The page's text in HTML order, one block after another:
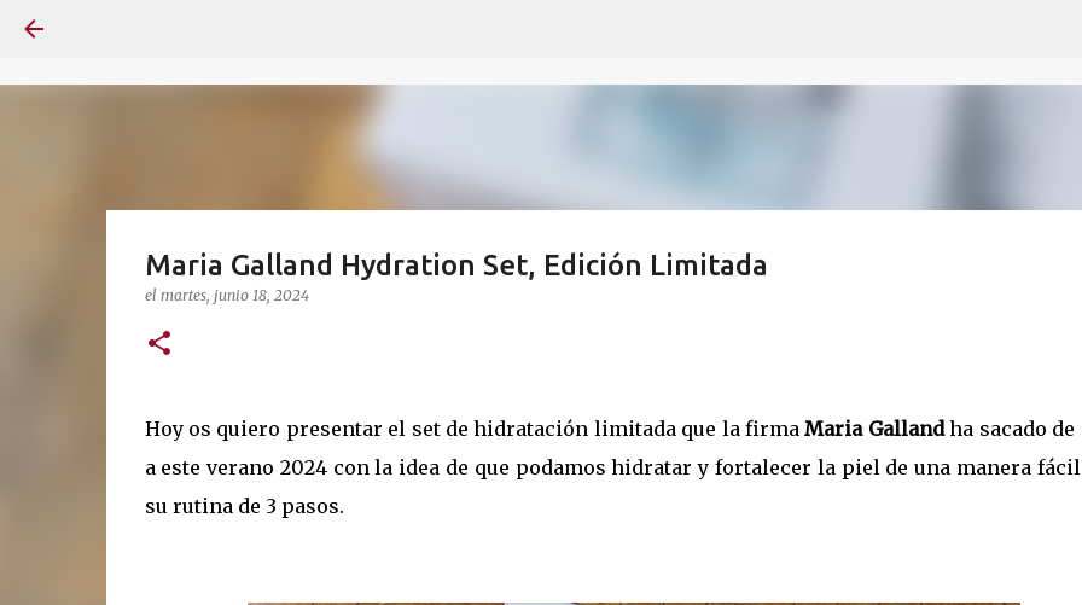
Maria Galland Hydration Set, Edición Limitada
el martes, junio 18, 2024
Hoy os quiero presentar el set de hidratación limitada que la firmaMaria Gallandha sacado de
a este verano 2024 con la idea de que podamos hidratar y fortalecer la piel de una manera
su rutina de 3 pasos.